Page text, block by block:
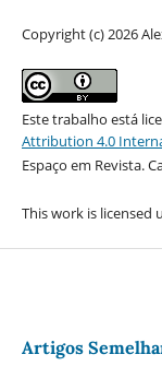
Copyright (c) 2026
Este trabalho está
Attribution 4.0
Espaço em Revista.
This work is licensed
Artigos